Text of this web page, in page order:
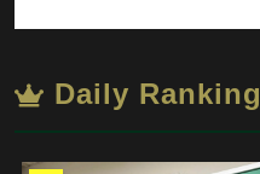
Daily Ranking